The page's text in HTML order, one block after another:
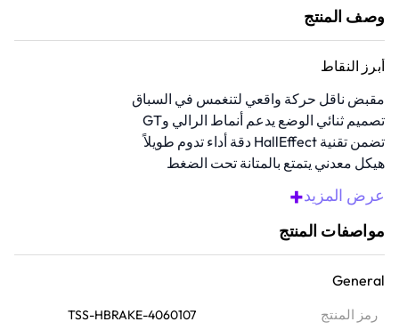
وصف المنتج
أبرز النقاط
مقبض ناقل حركة واقعي لتنغمس في السباق
تصميم ثنائي الوضع يدعم أنماط الرالي وGT
تضمن تقنية HallEffect دقة أداء تدوم طويلاً
هيكل معدني يتمتع بالمتانة تحت الضغط
توافقية واسعة مع قواعد مقود السباق الرئيسية
أتقن كل منعطف مع وحدة التحكم في ناقل الحركة المتسلسل وهاند بريك.
عالمي التوافق وجاهز للاستخدام مع PS4 وXbox One والكمبيوتر
الشخصي، ويدعم قواعد عجلات السباقات الرائدة لتجربة قيادة من الطراز
عرض المزيد+
مواصفات المنتج
General
رمز المنتج 4060107-TSS-HBRAKE